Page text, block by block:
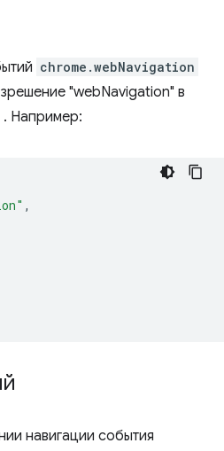
chrome.webNavigation
"webNavigation" в
. Например:
,
навигации события